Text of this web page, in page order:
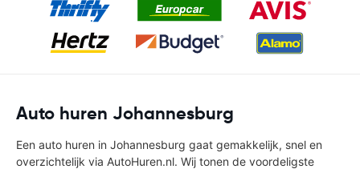
Auto huren Johannesburg
Een auto huren in Johannesburg gaat gemakkelijk, snel en
overzichtelijk via AutoHuren.nl. Wij tonen de voordeligste